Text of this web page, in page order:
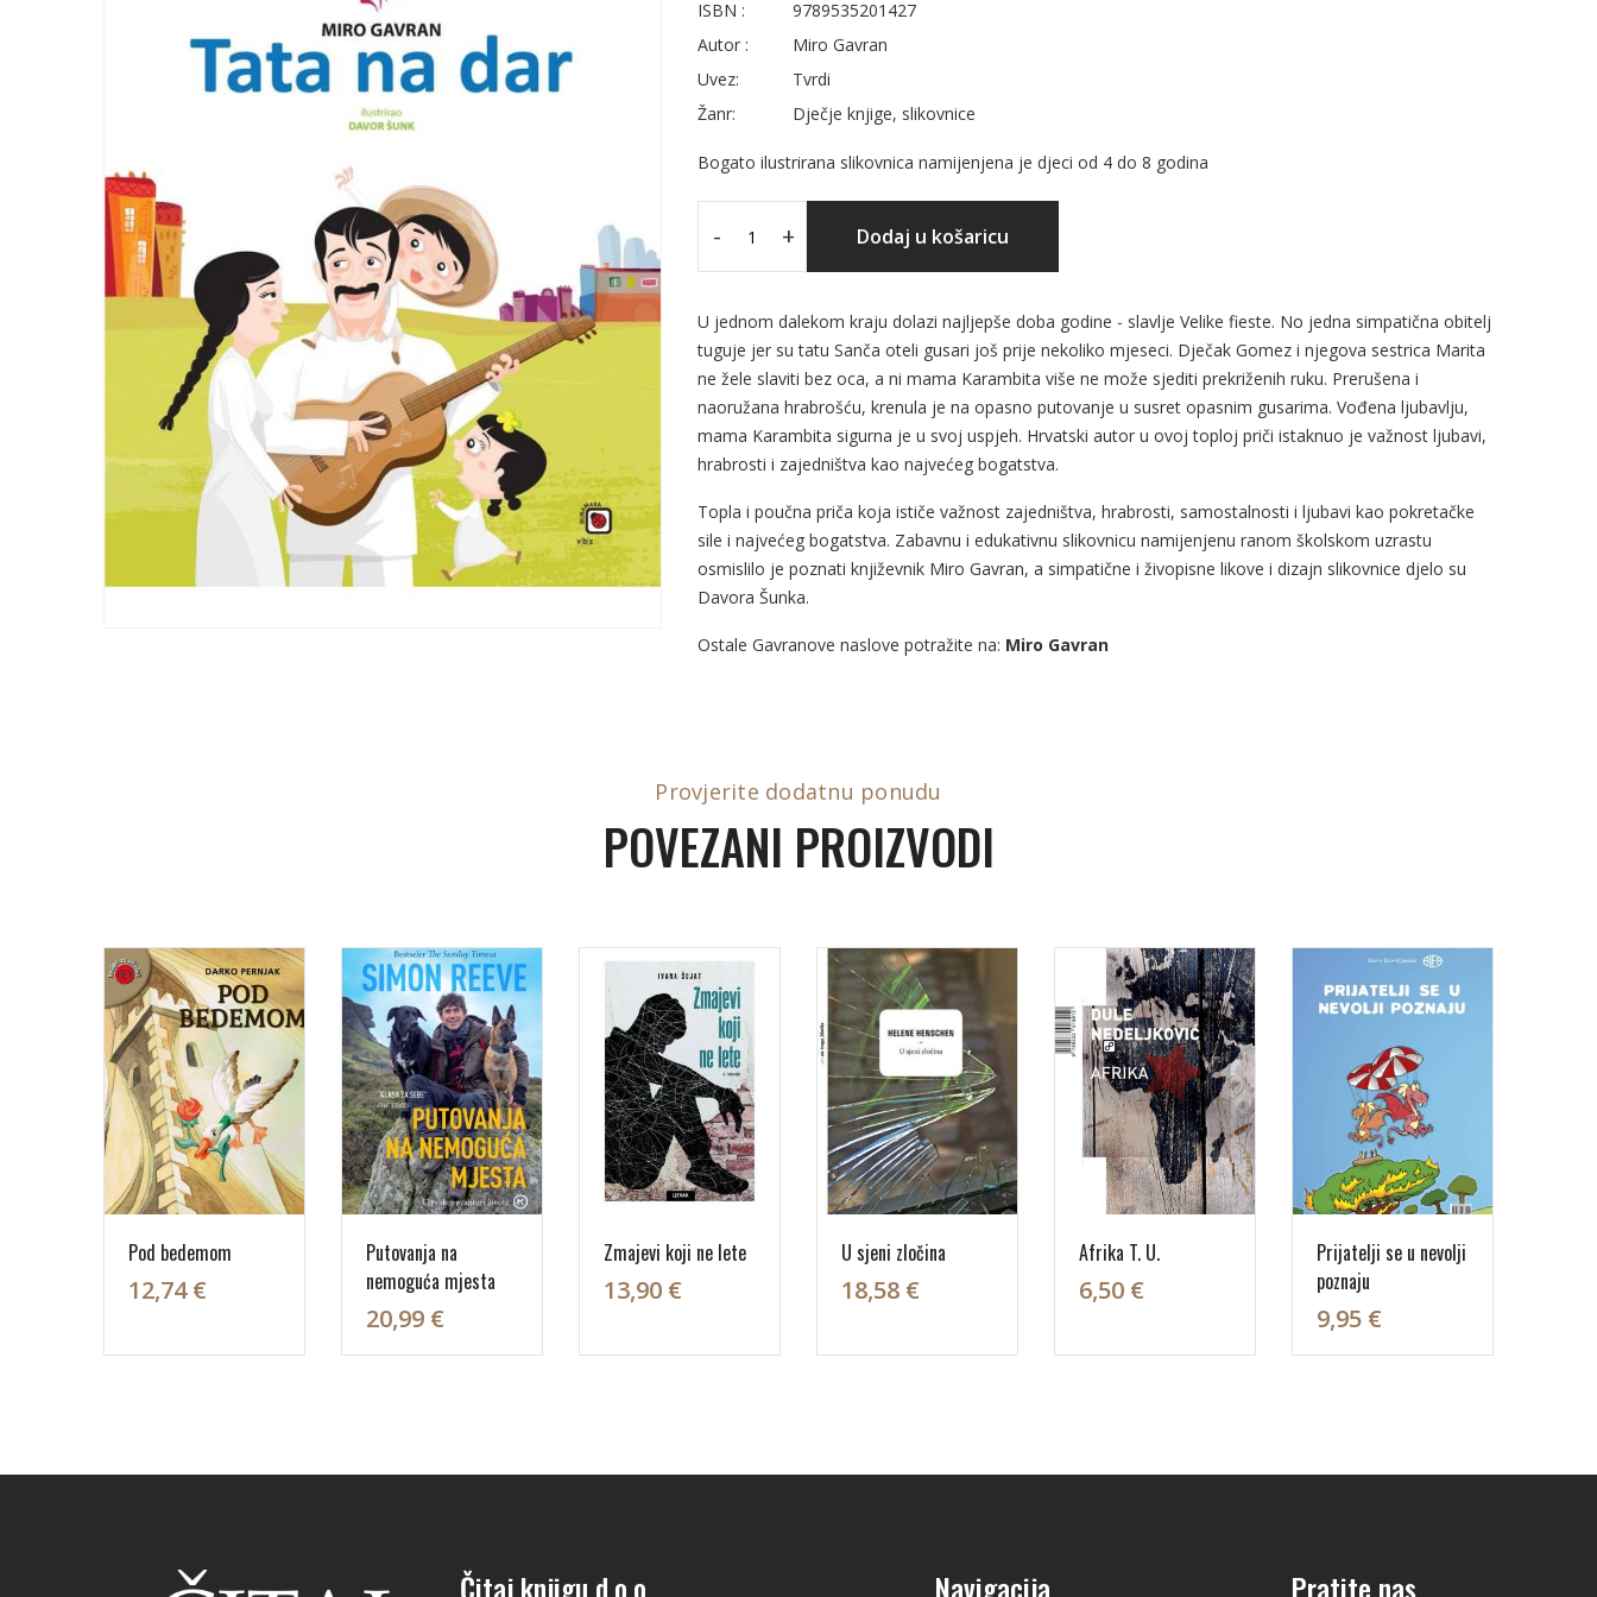
ISBN :
9789535201427
Autor :
Miro Gavran
Uvez:
Tvrdi
Žanr:
Dječje knjige, slikovnice
Bogato ilustrirana slikovnica namijenjena je djeci od 4 do 8 godina
- + Dodaj u košaricu
U jednom dalekom kraju dolazi najljepše doba godine - slavlje Velike fieste. No jedna simpatična obitelj
tuguje jer su tatu Sanča oteli gusari još prije nekoliko mjeseci. Dječak Gomez i njegova sestrica Marita
ne žele slaviti bez oca, a ni mama Karambita više ne može sjediti prekriženih ruku. Prerušena i
naoružana hrabrošću, krenula je na opasno putovanje u susret opasnim gusarima. Vođena ljubavlju,
mama Karambita sigurna je u svoj uspjeh. Hrvatski autor u ovoj toploj priči istaknuo je važnost ljubavi,
hrabrosti i zajedništva kao najvećeg bogatstva.
Topla i poučna priča koja ističe važnost zajedništva, hrabrosti, samostalnosti i ljubavi kao pokretačke
sile i najvećeg bogatstva. Zabavnu i edukativnu slikovnicu namijenjenu ranom školskom uzrastu
osmislilo je poznati književnik Miro Gavran, a simpatične i živopisne likove i dizajn slikovnice djelo su
Davora Šunka.
Ostale Gavranove naslove potražite na: Miro Gavran
Provjerite dodatnu ponudu
POVEZANI PROIZVODI
Pod bedemom
12,74 €
Putovanja na
nemoguća mjesta
20,99 €
Zmajevi koji ne lete
13,90 €
U sjeni zločina
18,58 €
Afrika T. U.
6,50 €
Prijatelji se u nevolji
poznaju
9,95 €
Čitaj knjigu d.o.o. Navigacija Pratite nas